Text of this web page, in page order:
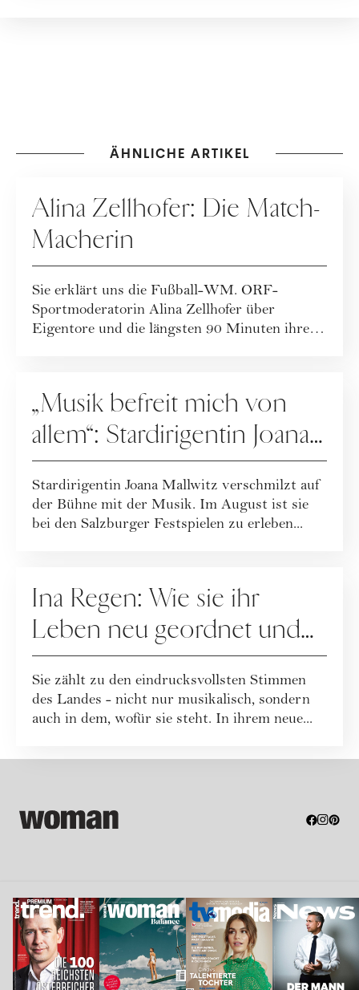
ÄHNLICHE ARTIKEL
Alina Zellhofer: Die Match-
Macherin
Sie erklärt uns die Fußball-WM. ORF-
Sportmoderatorin Alina Zellhofer über
Eigentore und die längsten 90 Minuten ihres
„Musik befreit mich von
allem“: Stardirigentin Joana
Mallwitz im Interview
Stardirigentin Joana Mallwitz verschmilzt auf
der Bühne mit der Musik. Im August ist sie
bei den Salzburger Festspielen zu erleben...
Ina Regen: Wie sie ihr
Leben neu geordnet und
zu sich selbst gefunden hat
Sie zählt zu den eindrucksvollsten Stimmen
des Landes - nicht nur musikalisch, sondern
auch in dem, wofür sie steht. In ihrem neue...